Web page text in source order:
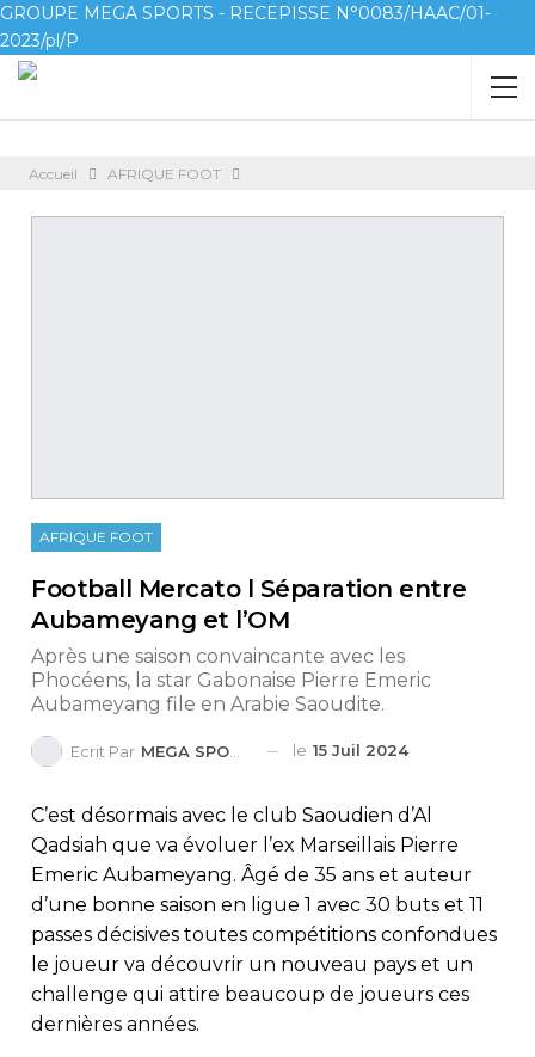
GROUPE MEGA SPORTS - RECEPISSE N°0083/HAAC/01-
2023/pl/P
Accueil AFRIQUE FOOT
AFRIQUE FOOT
Football Mercato l Séparation entre
Aubameyang et l’OM
Après une saison convaincante avec les
Phocéens, la star Gabonaise Pierre Emeric
Aubameyang file en Arabie Saoudite.
Ecrit Par MEGA SPORTS le 15 Juil 2024
C’est désormais avec le club Saoudien d’Al
Qadsiah que va évoluer l’ex Marseillais Pierre
Emeric Aubameyang. Âgé de 35 ans et auteur
d’une bonne saison en ligue 1 avec 30 buts et 11
passes décisives toutes compétitions confondues
le joueur va découvrir un nouveau pays et un
challenge qui attire beaucoup de joueurs ces
dernières années.